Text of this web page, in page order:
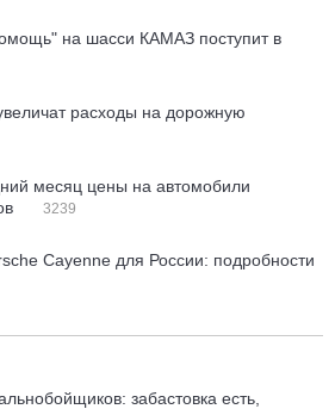
на шасси КАМАЗ поступит в
расходы на дорожную
месяц цены на автомобили
3239
Cayenne для России: подробности
забастовка есть,